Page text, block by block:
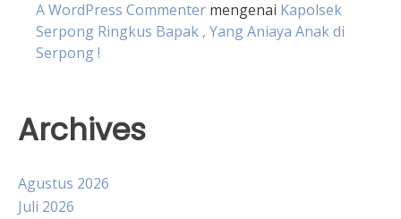
A WordPress Commenter mengenai Kapolsek
Serpong Ringkus Bapak , Yang Aniaya Anak di
Serpong !
Archives
Agustus 2026
Juli 2026